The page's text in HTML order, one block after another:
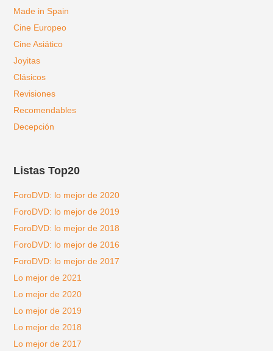
Made in Spain
Cine Europeo
Cine Asiático
Joyitas
Clásicos
Revisiones
Recomendables
Decepción
Listas Top20
ForoDVD: lo mejor de 2020
ForoDVD: lo mejor de 2019
ForoDVD: lo mejor de 2018
ForoDVD: lo mejor de 2016
ForoDVD: lo mejor de 2017
Lo mejor de 2021
Lo mejor de 2020
Lo mejor de 2019
Lo mejor de 2018
Lo mejor de 2017